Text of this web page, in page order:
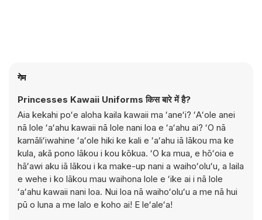
गेम
Princesses Kawaii Uniforms किस बारे में है?
Aia kekahi poʻe aloha kaila kawaii ma ʻaneʻi? ʻAʻole anei
nā lole ʻaʻahu kawaii nā lole nani loa e ʻaʻahu ai? ʻO nā
kamāliʻiwahine ʻaʻole hiki ke kali e ʻaʻahu iā lākou ma ke
kula, akā pono lākou i kou kōkua. ʻO ka mua, e hōʻoia e
hāʻawi aku iā lākou i ka make-up nani a waihoʻoluʻu, a laila
e wehe i ko lākou mau waihona lole e ʻike ai i nā lole
ʻaʻahu kawaii nani loa. Nui loa nā waihoʻoluʻu a me nā hui
pū o luna a me lalo e koho ai! E leʻaleʻa!